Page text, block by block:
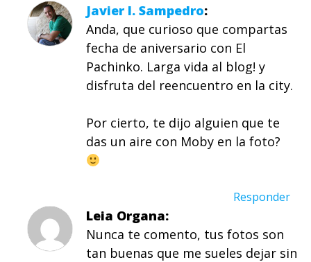
Javier I. Sampedro
Anda, que curioso que compartas
fecha de aniversario con El
Pachinko. Larga vida al blog! y
disfruta del reencuentro en la city.
Por cierto, te dijo alguien que te
das un aire con Moby en la foto?
Responder
Leia Organa
Nunca te comento, tus fotos son
tan buenas que me sueles dejar sin